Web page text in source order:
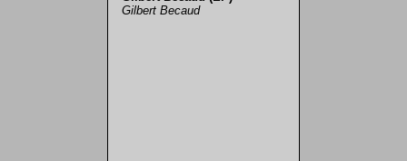
Gilbert Becaud